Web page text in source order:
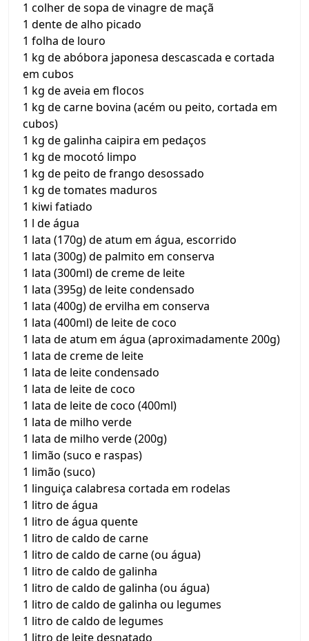
1 colher de sopa de vinagre de maçã
1 dente de alho picado
1 folha de louro
1 kg de abóbora japonesa descascada e cortada
em cubos
1 kg de aveia em flocos
1 kg de carne bovina (acém ou peito, cortada em
cubos)
1 kg de galinha caipira em pedaços
1 kg de mocotó limpo
1 kg de peito de frango desossado
1 kg de tomates maduros
1 kiwi fatiado
1 l de água
1 lata (170g) de atum em água, escorrido
1 lata (300g) de palmito em conserva
1 lata (300ml) de creme de leite
1 lata (395g) de leite condensado
1 lata (400g) de ervilha em conserva
1 lata (400ml) de leite de coco
1 lata de atum em água (aproximadamente 200g)
1 lata de creme de leite
1 lata de leite condensado
1 lata de leite de coco
1 lata de leite de coco (400ml)
1 lata de milho verde
1 lata de milho verde (200g)
1 limão (suco e raspas)
1 limão (suco)
1 linguiça calabresa cortada em rodelas
1 litro de água
1 litro de água quente
1 litro de caldo de carne
1 litro de caldo de carne (ou água)
1 litro de caldo de galinha
1 litro de caldo de galinha (ou água)
1 litro de caldo de galinha ou legumes
1 litro de caldo de legumes
1 litro de leite desnatado